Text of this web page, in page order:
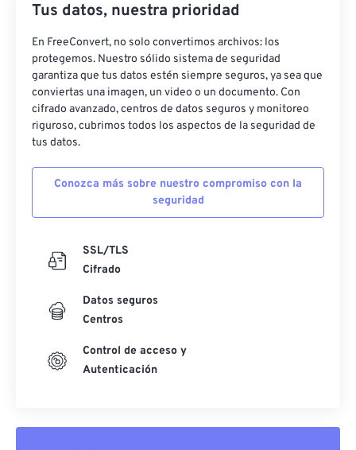
Tus datos, nuestra prioridad
En FreeConvert, no solo convertimos archivos: los
protegemos. Nuestro sólido sistema de seguridad
garantiza que tus datos estén siempre seguros, ya sea que
conviertas una imagen, un video o un documento. Con
cifrado avanzado, centros de datos seguros y monitoreo
riguroso, cubrimos todos los aspectos de la seguridad de
tus datos.
Conozca más sobre nuestro compromiso con la
seguridad
SSL/TLS
Cifrado
Datos seguros
Centros
Control de acceso y
Autenticación